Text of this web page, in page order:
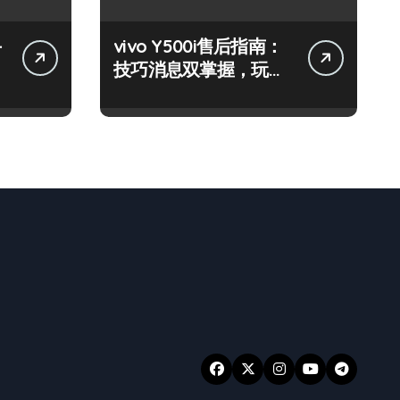
vivo Y500i售后指南：
技巧消息双掌握，玩机